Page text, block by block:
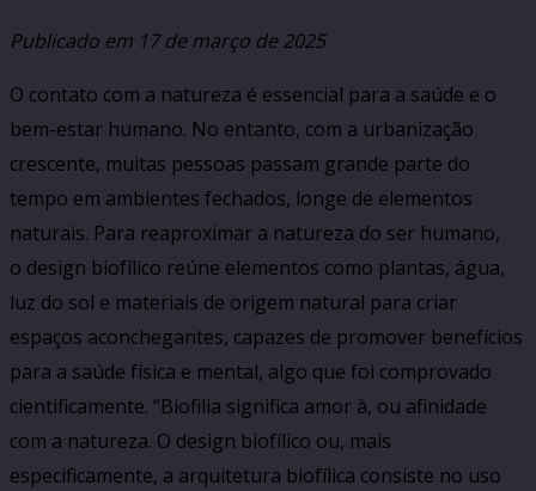
Publicado em 17 de março de 2025
O contato com a natureza é essencial para a saúde e o
bem-estar humano. No entanto, com a urbanização
crescente, muitas pessoas passam grande parte do
tempo em ambientes fechados, longe de elementos
naturais. Para reaproximar a natureza do ser humano,
o design biofílico reúne elementos como plantas, água,
luz do sol e materiais de origem natural para criar
espaços aconchegantes, capazes de promover benefícios
para a saúde física e mental, algo que foi comprovado
cientificamente. “Biofilia significa amor à, ou afinidade
com a natureza. O design biofílico ou, mais
especificamente, a arquitetura biofílica consiste no uso